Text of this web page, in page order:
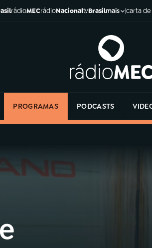
rádioMECrádioNacionaltvBrasilmais carta
PROGRAMAS PODCASTS